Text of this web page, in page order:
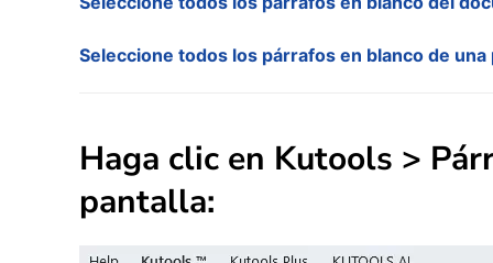
Seleccione todos los párrafos en blanco de
Haga clic en Kutools >
pantalla: